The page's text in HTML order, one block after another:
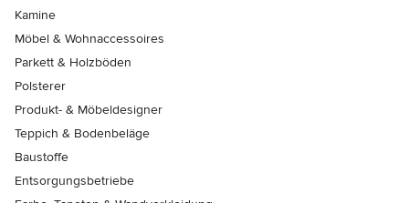
Kamine
Möbel & Wohnaccessoires
Parkett & Holzböden
Polsterer
Produkt- & Möbeldesigner
Teppich & Bodenbeläge
Baustoffe
Entsorgungsbetriebe